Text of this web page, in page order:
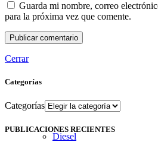
Diesel
Guarda mi nombre, correo
para la próxima vez que comente.
Cerrar
Categorías
Categorías
PUBLICACIONES RECIENTES